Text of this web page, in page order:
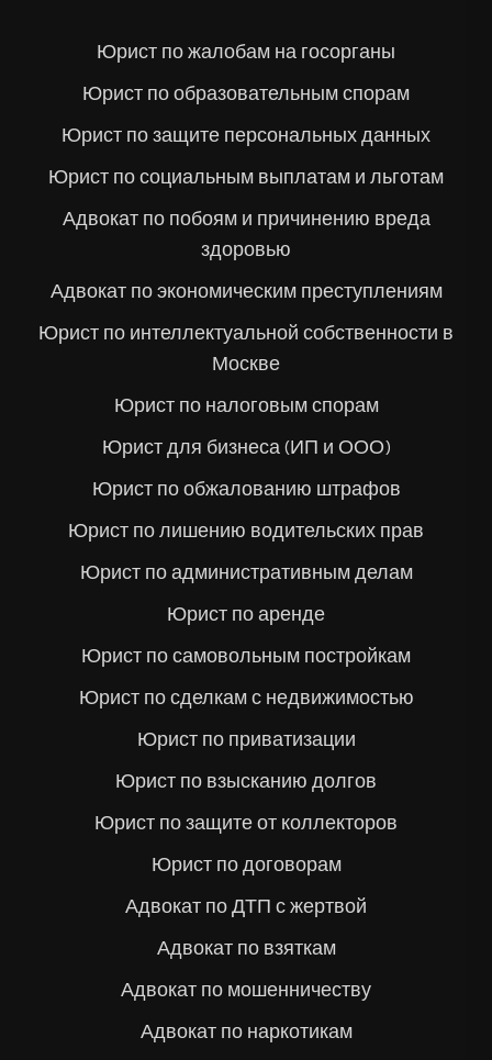
Юрист по жалобам на госорганы
Юрист по образовательным спорам
Юрист по защите персональных данных
Юрист по социальным выплатам и льготам
Адвокат по побоям и причинению вреда
здоровью
Адвокат по экономическим преступлениям
Юрист по интеллектуальной собственности в
Москве
Юрист по налоговым спорам
Юрист для бизнеса (ИП и ООО)
Юрист по обжалованию штрафов
Юрист по лишению водительских прав
Юрист по административным делам
Юрист по аренде
Юрист по самовольным постройкам
Юрист по сделкам с недвижимостью
Юрист по приватизации
Юрист по взысканию долгов
Юрист по защите от коллекторов
Юрист по договорам
Адвокат по ДТП с жертвой
Адвокат по взяткам
Адвокат по мошенничеству
Адвокат по наркотикам